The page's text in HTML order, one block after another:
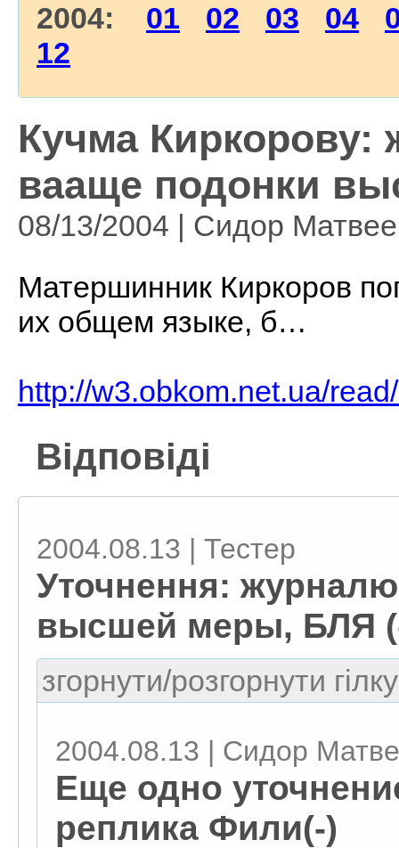
2004: 01 02 03 04
12
Кучма
вааще подонки
08/13/2004 | Сидор
Матершинник Киркоров
их общем языке, б…
http://w3.obkom.net.ua/
Відповіді
2004.08.13 | Тестер
Уточнення:
высшей меры, БЛЯ
згорнути/розгорнути
2004.08.13 | Сидор
Еще одно
реплика Фили(-)